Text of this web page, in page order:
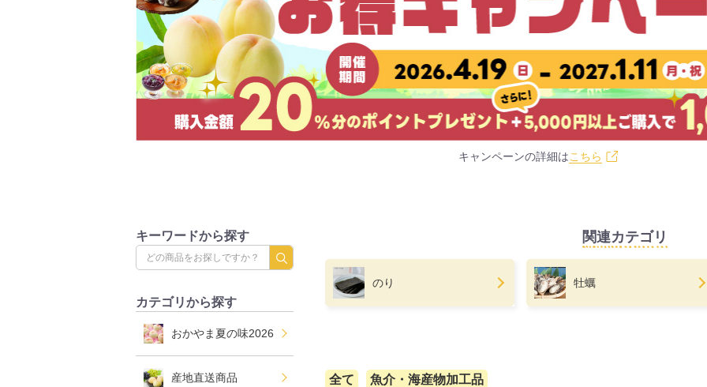
キャンペーンの詳細はこちら
キーワードから探す
カテゴリから探す
おかやま夏の味2026
産地直送商品
関連カテゴリ
のり 牡蠣
全て 魚介・海産物加工品